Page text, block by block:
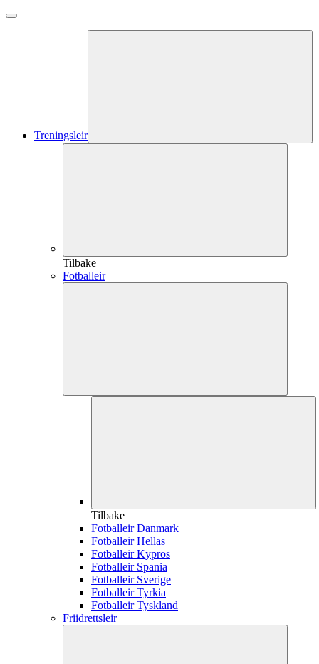
Treningsleir
Tilbake
Fotballeir
Tilbake
Fotballeir Danmark
Fotballeir Hellas
Fotballeir Kypros
Fotballeir Spania
Fotballeir Sverige
Fotballeir Tyrkia
Fotballeir Tyskland
Friidrettsleir